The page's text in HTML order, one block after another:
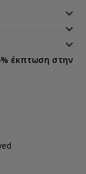
keyboard_arrow_down
keyboard_arrow_down
keyboard_arrow_down
έκπτωση στην